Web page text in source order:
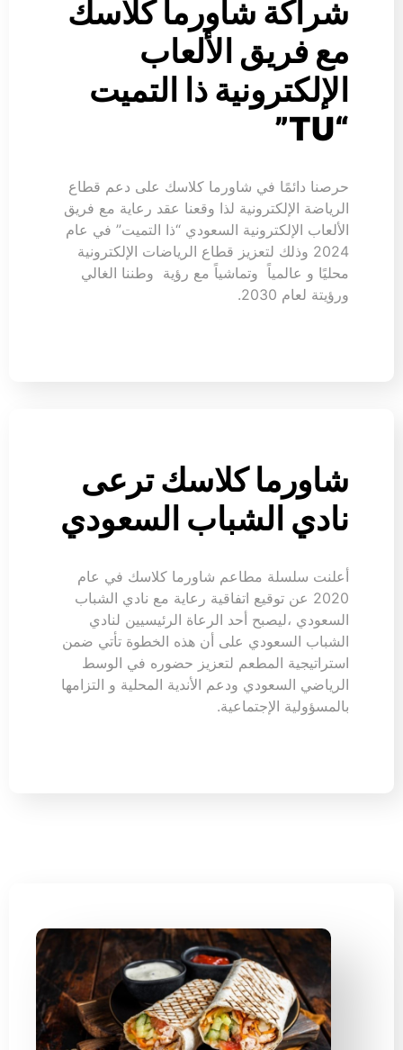
شراكة شاورما كلاسك
مع فريق الألعاب
الإلكترونية ذا التميت
“TU”
حرصنا دائمًا في شاورما كلاسك على دعم قطاع
الرياضة الإلكترونية لذا وقعنا عقد رعاية مع فريق
الألعاب الإلكترونية السعودي “ذا التميت” في عام
2024 وذلك لتعزيز قطاع الرياضات الإلكترونية
محليًا و عالمياً وتماشياً مع رؤية وطننا الغالي
ورؤيتة لعام 2030.
شاورما كلاسك ترعى
نادي الشباب السعودي
أعلنت سلسلة مطاعم شاورما كلاسك في عام
2020 عن توقيع اتفاقية رعاية مع نادي الشباب
السعودي ،ليصبح أحد الرعاة الرئيسيين لنادي
الشباب السعودي على أن هذه الخطوة تأتي ضمن
استراتيجية المطعم لتعزيز حضوره في الوسط
الرياضي السعودي ودعم الأندية المحلية و التزامها
بالمسؤولية الإجتماعية.